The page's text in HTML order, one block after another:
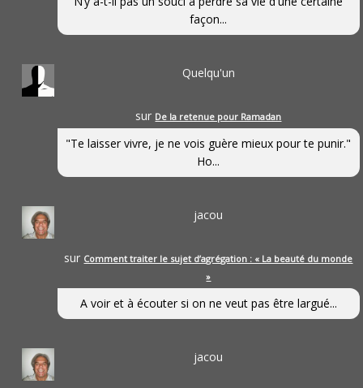
façon...
Quelqu'un
sur De la retenue pour Ramadan
"Te laisser vivre, je ne vois guère mieux pour te punir."
Ho...
jacou
sur Comment traiter le sujet d’agrégation : « La beauté du monde
»
A voir et à écouter si on ne veut pas être largué...
jacou